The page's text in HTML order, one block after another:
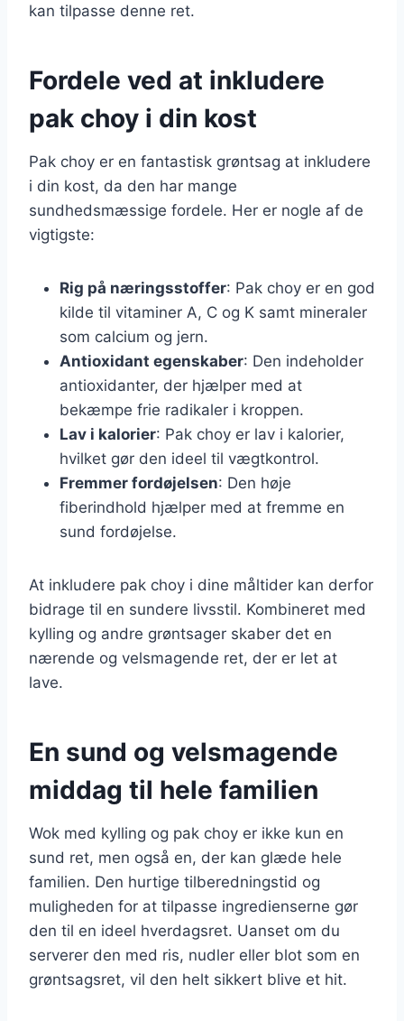
kan tilpasse denne ret.
Fordele ved at inkludere
pak choy i din kost
Pak choy er en fantastisk grøntsag at inkludere
i din kost, da den har mange
sundhedsmæssige fordele. Her er nogle af de
vigtigste:
Rig på næringsstoffer: Pak choy er en god
kilde til vitaminer A, C og K samt mineraler
som calcium og jern.
Antioxidant egenskaber: Den indeholder
antioxidanter, der hjælper med at
bekæmpe frie radikaler i kroppen.
Lav i kalorier: Pak choy er lav i kalorier,
hvilket gør den ideel til vægtkontrol.
Fremmer fordøjelsen: Den høje
fiberindhold hjælper med at fremme en
sund fordøjelse.
At inkludere pak choy i dine måltider kan derfor
bidrage til en sundere livsstil. Kombineret med
kylling og andre grøntsager skaber det en
nærende og velsmagende ret, der er let at
lave.
En sund og velsmagende
middag til hele familien
Wok med kylling og pak choy er ikke kun en
sund ret, men også en, der kan glæde hele
familien. Den hurtige tilberedningstid og
muligheden for at tilpasse ingredienserne gør
den til en ideel hverdagsret. Uanset om du
serverer den med ris, nudler eller blot som en
grøntsagsret, vil den helt sikkert blive et hit.